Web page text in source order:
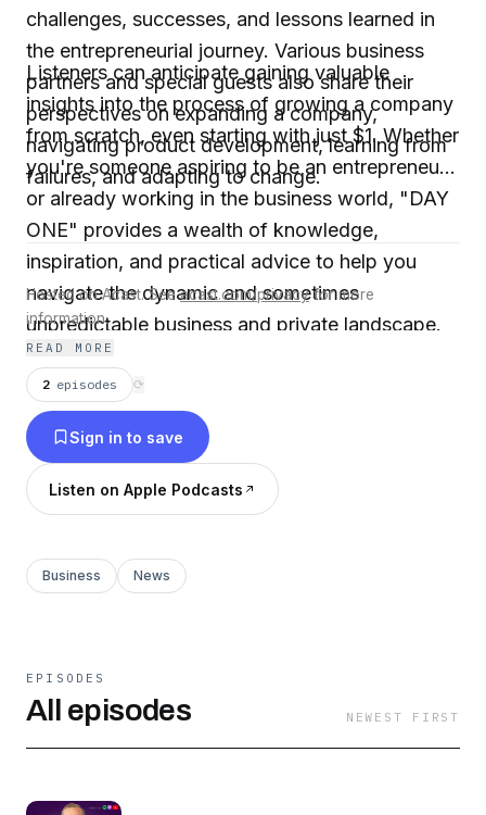
challenges, successes, and lessons learned in
the entrepreneurial journey. Various business
partners and special guests also share their
perspectives on expanding a company,
navigating product development, learning from
failures, and adapting to change.
Listeners can anticipate gaining valuable
insights into the process of growing a company
from scratch, even starting with just $1. Whether
you're someone aspiring to be an entrepreneur
or already working in the business world, "DAY
ONE" provides a wealth of knowledge,
inspiration, and practical advice to help you
navigate the dynamic and sometimes
unpredictable business and private landscape.
Get ready for a journey not only in building
successful companies but also in creating
fulfilling lives.
Hosted on Acast. Seeacast.com/privacyfor more
information.
READ MORE
2 episodes ⟳
Sign in to save
Listen on Apple Podcasts
Business News
EPISODES
All episodes NEWEST FIRST